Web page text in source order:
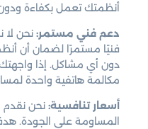
أنظمتك تعمل بكفاءة
دعم فني مستمر: نحن لا
فنيًا مستمرًا لضمان أن
دون أي مشاكل. إذا
مكالمة هاتفية واحدة
أسعار تنافسية: نحن نقدم
المساومة على الجودة.